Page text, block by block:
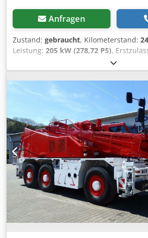
Anfragen
Zustand: gebraucht, Kilometerstand:
Leistung: 205 kW (278,72 PS),
, Gesamtgewicht:
Konfiguration:2 Achsen, nächste
Farbe:Blau, Getriebetyp:Automatisch,
Euro5, Gesamtbreite: 2.500 mm ,
2004, Ausstattung:
GMK 2035 Baujahr 2004 Top gepflegt
Fly-Jib 19 m UVV neu TÜV neu. Zum
hervorragend gepflegter Grove GMK
2. Hand, vollständige Historie, sehr
zuverlässiger Zustand, professioneller
servicegepflegt.----Technische
Grove GMK 2035 ? Baujahr 2004
Betriebsstunden: ca. 21.400 h *
Fly-Jib, * zweifach hydraulischer
Teleskop-Hauptausleger: bis 29 m * 4x4
Fahrwerk * Mercedes-Antrieb (robust,
Durchgeführte Wartungen